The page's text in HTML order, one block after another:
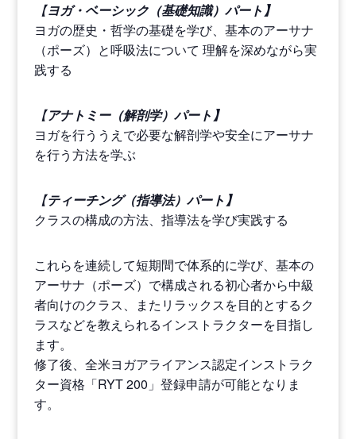
【ヨガ・ベーシック（基礎知識）パート】
ヨガの歴史・哲学の基礎を学び、基本のアーサナ
（ポーズ）と呼吸法について 理解を深めながら実
践する
【アナトミー（解剖学）パート】
ヨガを行ううえで必要な解剖学や安全にアーサナ
を行う方法を学ぶ
【ティーチング（指導法）パート】
クラスの構成の方法、指導法を学び実践する
これらを連続して短期間で体系的に学び、基本の
アーサナ（ポーズ）で構成される初心者から中級
者向けのクラス、またリラックスを目的とするク
ラスなどを教えられるインストラクターを目指し
ます。
修了後、全米ヨガアライアンス認定インストラク
ター資格「RYT 200」登録申請が可能となりま
す。